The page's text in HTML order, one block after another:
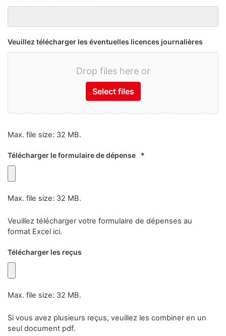
Veuillez télécharger les éventuelles licences journalières
Drop files here or
Select files
Max. file size: 32 MB.
Télécharger le formulaire de dépense *
Max. file size: 32 MB.
Veuillez télécharger votre formulaire de dépenses au
format Excel ici.
Télécharger les reçus
Max. file size: 32 MB.
Si vous avez plusieurs reçus, veuillez les combiner en un
seul document pdf.